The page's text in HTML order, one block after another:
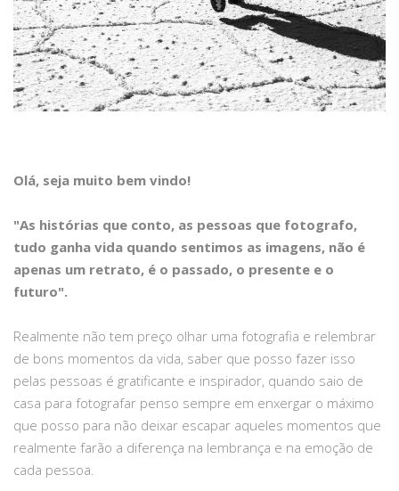
Olá, seja muito bem vindo!
"As histórias que conto, as pessoas que fotografo,
tudo ganha vida quando sentimos as imagens, não é
apenas um retrato, é o passado, o presente e o
futuro".
Realmente não tem preço olhar uma fotografia e relembrar
de bons momentos da vida, saber que posso fazer isso
pelas pessoas é gratificante e inspirador, quando saio de
casa para fotografar penso sempre em enxergar o máximo
que posso para não deixar escapar aqueles momentos que
realmente farão a diferença na lembrança e na emoção de
cada pessoa.